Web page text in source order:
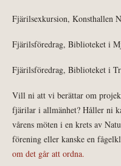
Fjärilsexkursion, Konsthallen
Fjärilsföredrag, Biblioteket i
Fjärilsföredrag, Biblioteket i
Vill ni att vi berättar om
fjärilar i allmänhet? Håller ni
vårens möten i en krets av
förening eller kanske en
om det går att ordna.